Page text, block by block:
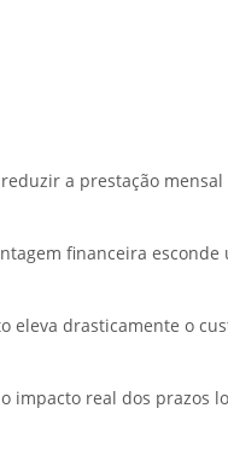
a prestação
financeira
eleva drasticamente o
impacto real dos prazos